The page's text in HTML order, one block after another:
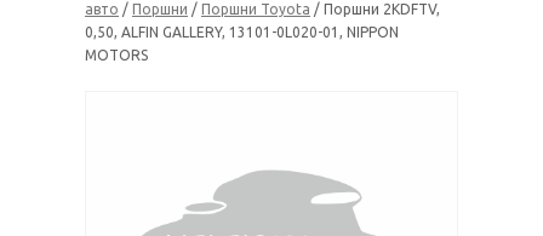
авто / Поршни / Поршни Toyota / Поршни 2KDFTV,
0,50, ALFIN GALLERY, 13101-0L020-01, NIPPON
MOTORS